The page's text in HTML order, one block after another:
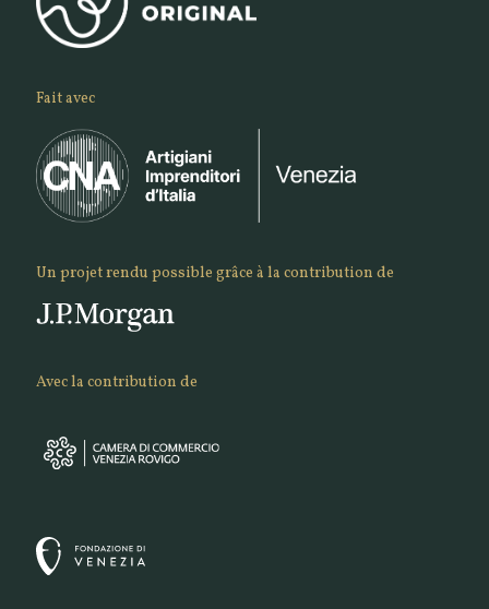
Fait avec
Un projet rendu possible grâce à la contribution de
Avec la contribution de